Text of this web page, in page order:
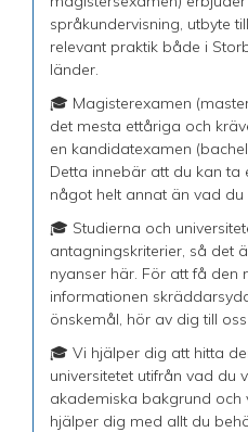
språkundervisning, utbyte
relevant praktik både i
länder.
🎓 Magisterexamen
det mesta ettåriga och
en kandidatexamen
Detta innebär att du kan ta
något helt annat än vad
🎓 Studierna och
antagningskriterier, så det
nyanser här. För att få den
informationen
önskemål, hör av dig till
🎓 Vi hjälper dig att hitta
universitetet utifrån vad du
akademiska bakgrund och
hjälper dig med allt du